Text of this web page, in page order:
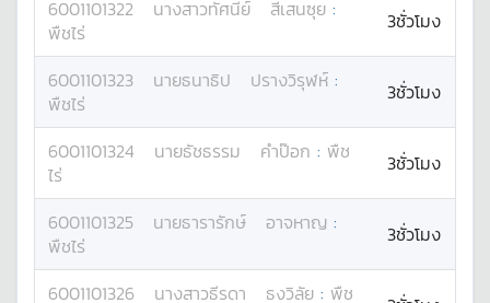
6001101322 นางสาวทัศนีย์ สีเสนซุย :
พืชไร่
3ชั่วโมง
6001101323 นายธนาธิป ปรางวิรุฬห์ :
พืชไร่
3ชั่วโมง
6001101324 นายธัชธรรม คำป๊อก : พืช
ไร่
3ชั่วโมง
6001101325 นายธารารักษ์ อาจหาญ :
พืชไร่
3ชั่วโมง
6001101326 นางสาวธีรดา ธงวิลัย : พืช